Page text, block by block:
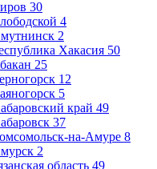
30
4
2
Хакасия 50
25
12
5
край 49
37
на-Амуре 8
2
область 49